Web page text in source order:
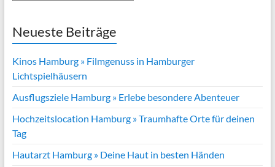
Neueste Beiträge
Kinos Hamburg » Filmgenuss in Hamburger
Lichtspielhäusern
Ausflugsziele Hamburg » Erlebe besondere Abenteuer
Hochzeitslocation Hamburg » Traumhafte Orte für deinen
Tag
Hautarzt Hamburg » Deine Haut in besten Händen